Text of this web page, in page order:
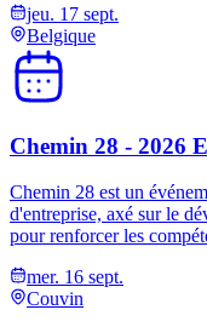
jeu. 17 sept.
Belgique
Chemin 28 - 2026
Chemin 28 est un
d'entreprise, axé sur le
pour renforcer les
mer. 16 sept.
Couvin